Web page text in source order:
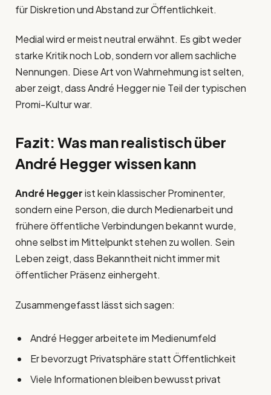
für Diskretion und Abstand zur Öffentlichkeit.
Medial wird er meist neutral erwähnt. Es gibt weder
starke Kritik noch Lob, sondern vor allem sachliche
Nennungen. Diese Art von Wahrnehmung ist selten,
aber zeigt, dass André Hegger nie Teil der typischen
Promi-Kultur war.
Fazit: Was man realistisch über
André Hegger wissen kann
André Heggerist kein klassischer Prominenter,
sondern eine Person, die durch Medienarbeit und
frühere öffentliche Verbindungen bekannt wurde,
ohne selbst im Mittelpunkt stehen zu wollen. Sein
Leben zeigt, dass Bekanntheit nicht immer mit
öffentlicher Präsenz einhergeht.
Zusammengefasst lässt sich sagen:
André Hegger arbeitete im Medienumfeld
Er bevorzugt Privatsphäre statt Öffentlichkeit
Viele Informationen bleiben bewusst privat